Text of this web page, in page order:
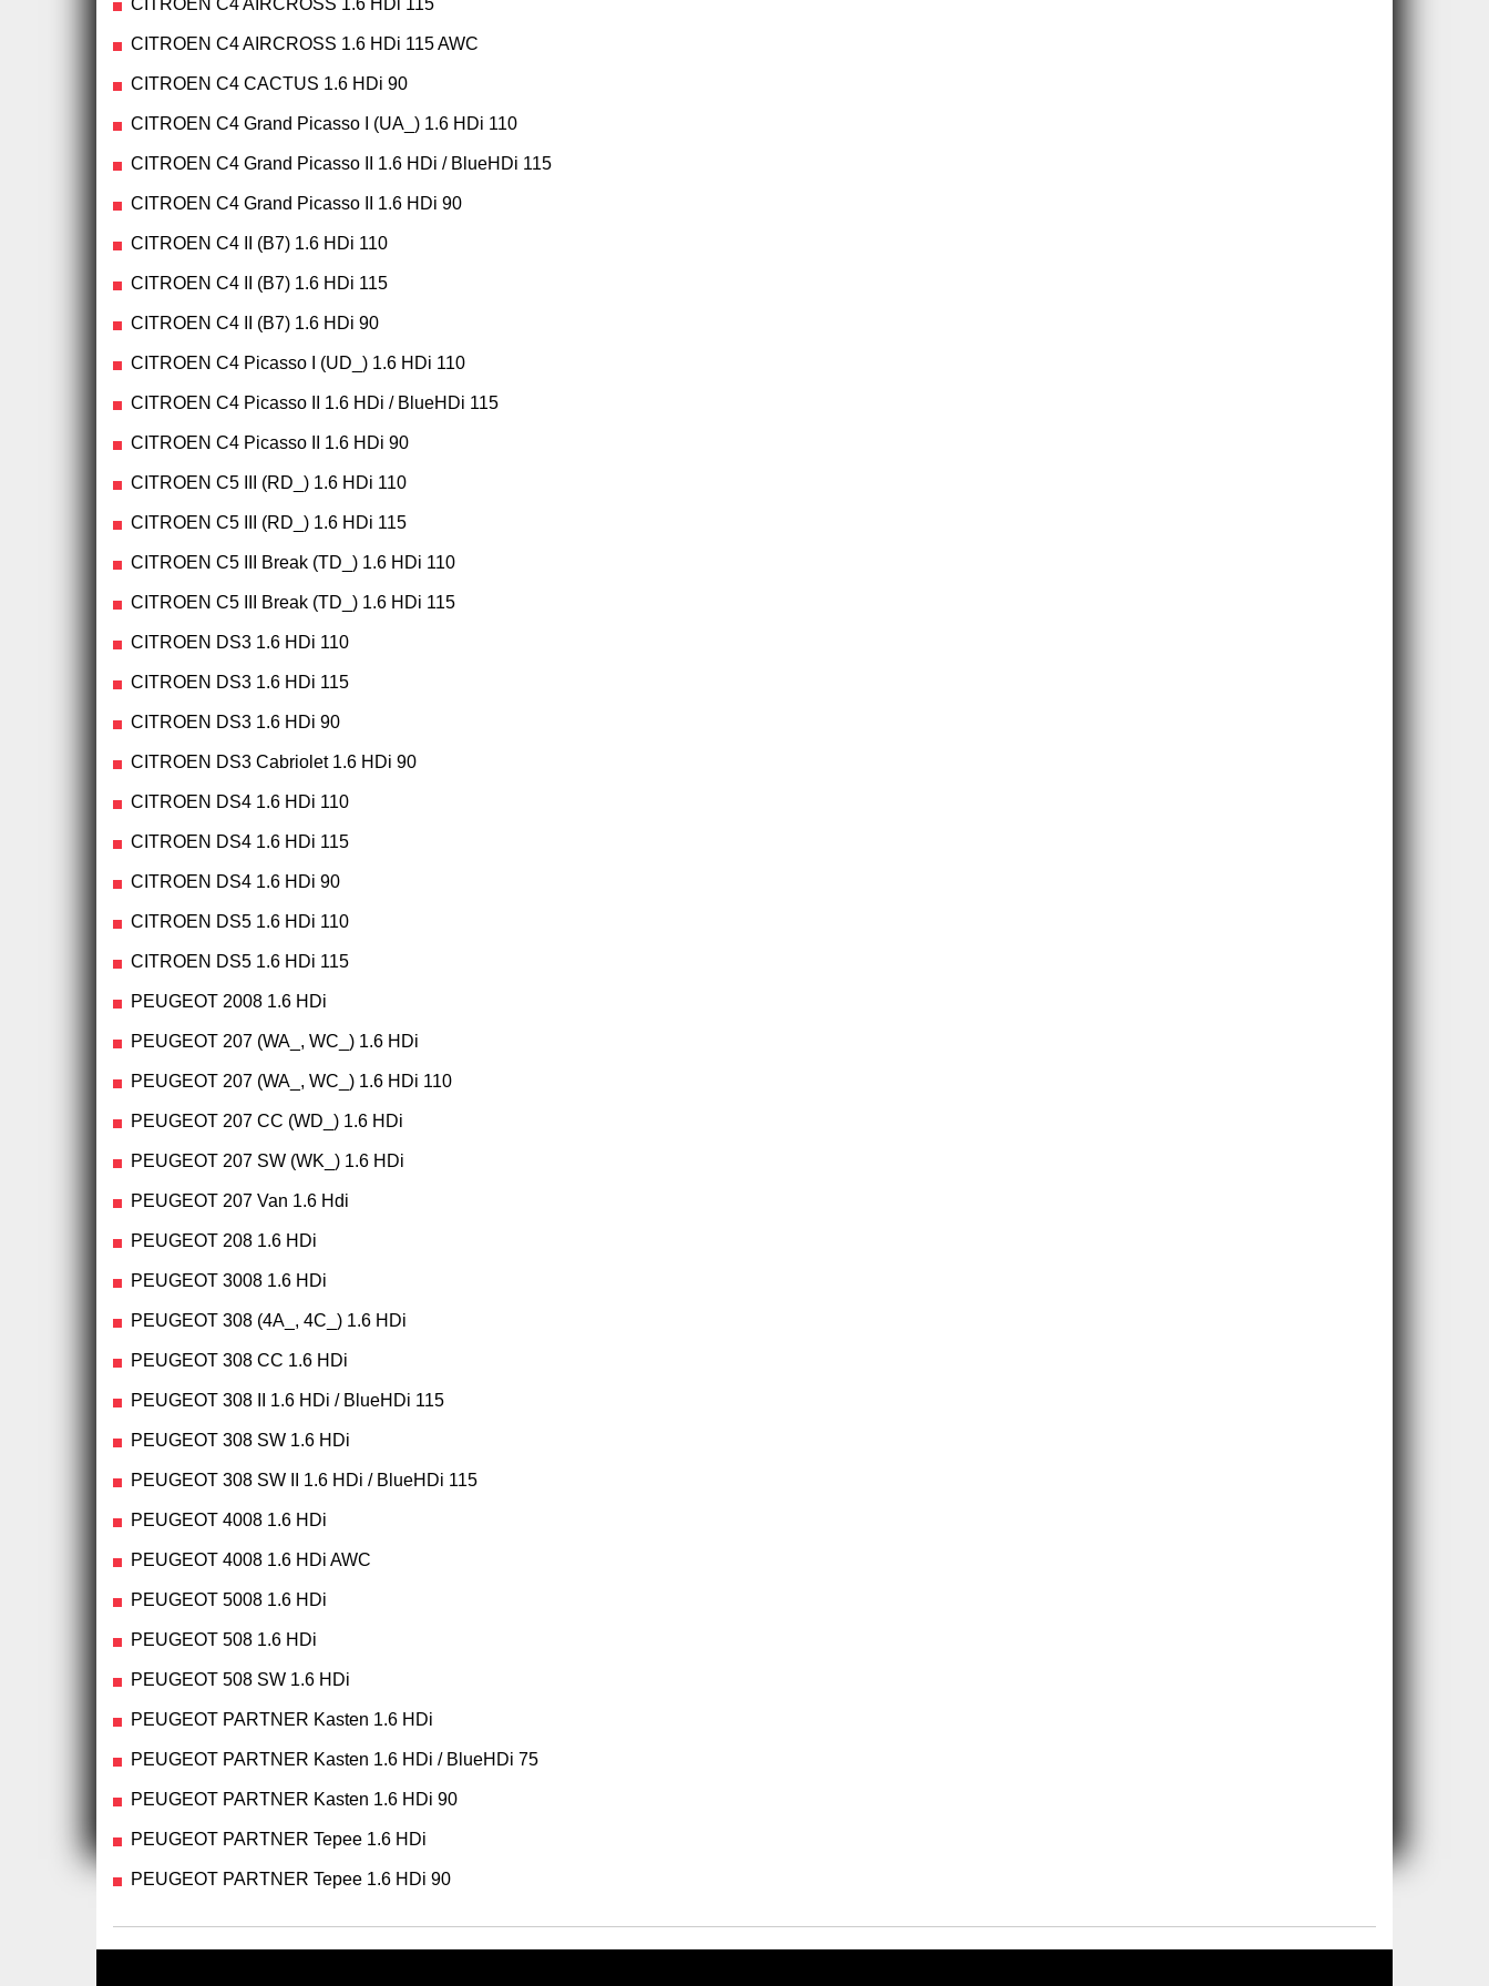
CITROEN C4 AIRCROSS 1.6 HDi 115 AWC
CITROEN C4 CACTUS 1.6 HDi 90
CITROEN C4 Grand Picasso I (UA_) 1.6 HDi 110
CITROEN C4 Grand Picasso II 1.6 HDi / BlueHDi 115
CITROEN C4 Grand Picasso II 1.6 HDi 90
CITROEN C4 II (B7) 1.6 HDi 110
CITROEN C4 II (B7) 1.6 HDi 115
CITROEN C4 II (B7) 1.6 HDi 90
CITROEN C4 Picasso I (UD_) 1.6 HDi 110
CITROEN C4 Picasso II 1.6 HDi / BlueHDi 115
CITROEN C4 Picasso II 1.6 HDi 90
CITROEN C5 III (RD_) 1.6 HDi 110
CITROEN C5 III (RD_) 1.6 HDi 115
CITROEN C5 III Break (TD_) 1.6 HDi 110
CITROEN C5 III Break (TD_) 1.6 HDi 115
CITROEN DS3 1.6 HDi 110
CITROEN DS3 1.6 HDi 115
CITROEN DS3 1.6 HDi 90
CITROEN DS3 Cabriolet 1.6 HDi 90
CITROEN DS4 1.6 HDi 110
CITROEN DS4 1.6 HDi 115
CITROEN DS4 1.6 HDi 90
CITROEN DS5 1.6 HDi 110
CITROEN DS5 1.6 HDi 115
PEUGEOT 2008 1.6 HDi
PEUGEOT 207 (WA_, WC_) 1.6 HDi
PEUGEOT 207 (WA_, WC_) 1.6 HDi 110
PEUGEOT 207 CC (WD_) 1.6 HDi
PEUGEOT 207 SW (WK_) 1.6 HDi
PEUGEOT 207 Van 1.6 Hdi
PEUGEOT 208 1.6 HDi
PEUGEOT 3008 1.6 HDi
PEUGEOT 308 (4A_, 4C_) 1.6 HDi
PEUGEOT 308 CC 1.6 HDi
PEUGEOT 308 II 1.6 HDi / BlueHDi 115
PEUGEOT 308 SW 1.6 HDi
PEUGEOT 308 SW II 1.6 HDi / BlueHDi 115
PEUGEOT 4008 1.6 HDi
PEUGEOT 4008 1.6 HDi AWC
PEUGEOT 5008 1.6 HDi
PEUGEOT 508 1.6 HDi
PEUGEOT 508 SW 1.6 HDi
PEUGEOT PARTNER Kasten 1.6 HDi
PEUGEOT PARTNER Kasten 1.6 HDi / BlueHDi 75
PEUGEOT PARTNER Kasten 1.6 HDi 90
PEUGEOT PARTNER Tepee 1.6 HDi
PEUGEOT PARTNER Tepee 1.6 HDi 90